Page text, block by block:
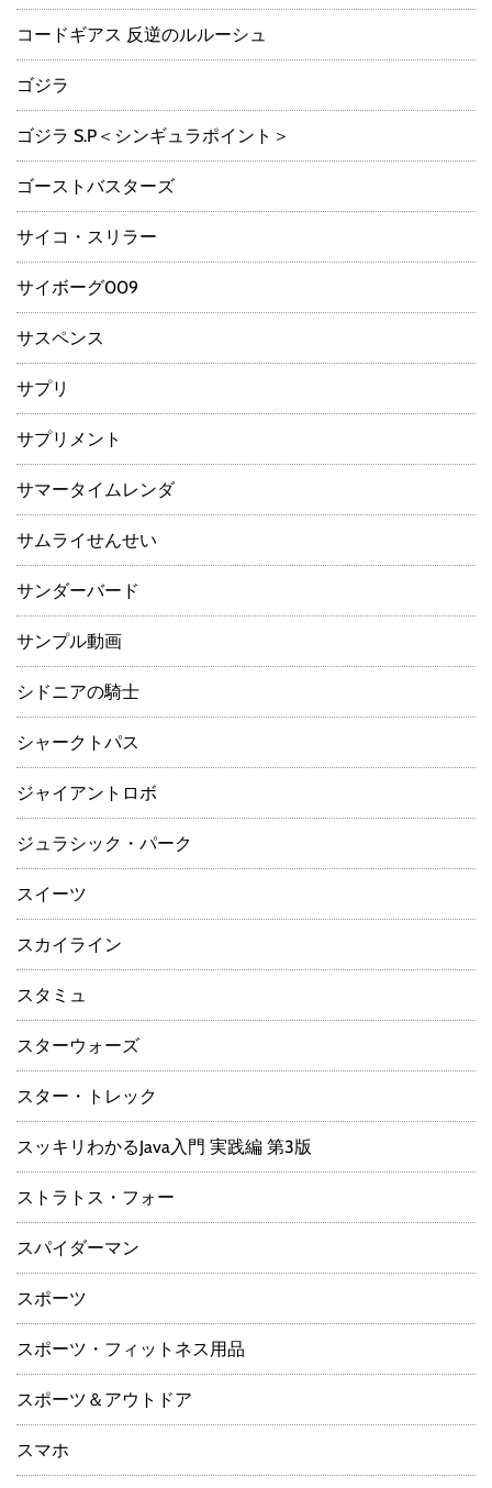
コードギアス 反逆のルルーシュ
ゴジラ
ゴジラ S.P＜シンギュラポイント＞
ゴーストバスターズ
サイコ・スリラー
サイボーグ009
サスペンス
サプリ
サプリメント
サマータイムレンダ
サムライせんせい
サンダーバード
サンプル動画
シドニアの騎士
シャークトパス
ジャイアントロボ
ジュラシック・パーク
スイーツ
スカイライン
スタミュ
スターウォーズ
スター・トレック
スッキリわかるJava入門 実践編 第3版
ストラトス・フォー
スパイダーマン
スポーツ
スポーツ・フィットネス用品
スポーツ＆アウトドア
スマホ